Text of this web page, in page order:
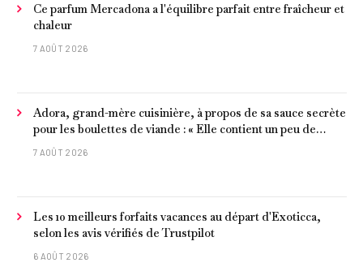
Ce parfum Mercadona a l'équilibre parfait entre fraîcheur et
chaleur
7 AOÛT 2026
Adora, grand-mère cuisinière, à propos de sa sauce secrète
pour les boulettes de viande : « Elle contient un peu de
curcuma, du poivre, une poignée d'amandes et des tomates
7 AOÛT 2026
Les 10 meilleurs forfaits vacances au départ d'Exoticca,
selon les avis vérifiés de Trustpilot
6 AOÛT 2026